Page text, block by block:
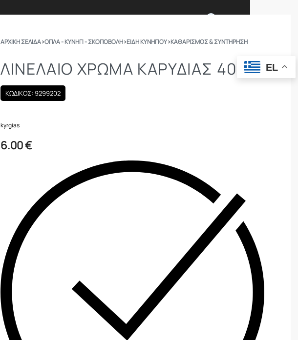
ΕΞΟΠΛΙΣΜΟΣ
ΑΡΧΙΚΉ ΣΕΛΊΔΑ›ΟΠΛΑ - ΚΥΝΗΓΙ - ΣΚΟΠΟΒΟΛΗ›ΕΙΔΗ ΚΥΝΗΓΙΟΥ›ΚΑΘΑΡΙΣΜΌΣ & ΣΥΝΤΉΡΗΣΗ
ΛΙΝΕΛΑΙΟ ΧΡΩΜΑ ΚΑΡΥΔΙΑΣ 40ML
ΚΩΔΙΚΟΣ: 9299202
kyrgias
6.00€
EL